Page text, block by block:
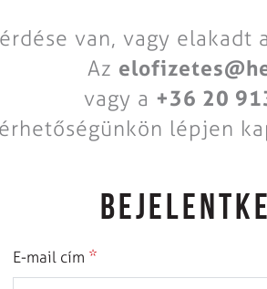
van, vagy elakadt
Az
vagy a +36 20
lépjen
E-mail cím *